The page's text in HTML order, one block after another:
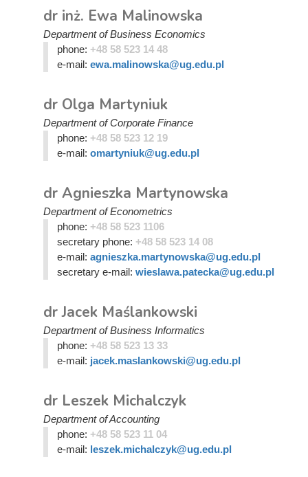
dr inż. Ewa Malinowska
Department of Business Economics
phone: +48 58 523 14 48
e-mail: ewa.malinowska@ug.edu.pl
dr Olga Martyniuk
Department of Corporate Finance
phone: +48 58 523 12 19
e-mail: omartyniuk@ug.edu.pl
dr Agnieszka Martynowska
Department of Econometrics
phone: +48 58 523 1106
secretary phone: +48 58 523 14 08
e-mail: agnieszka.martynowska@ug.edu.pl
secretary e-mail: wieslawa.patecka@ug.edu.pl
dr Jacek Maślankowski
Department of Business Informatics
phone: +48 58 523 13 33
e-mail: jacek.maslankowski@ug.edu.pl
dr Leszek Michalczyk
Department of Accounting
phone: +48 58 523 11 04
e-mail: leszek.michalczyk@ug.edu.pl